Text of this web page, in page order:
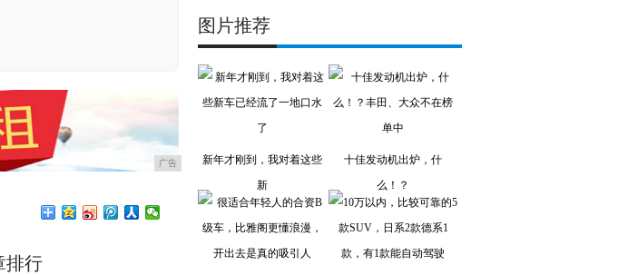
广告
图片推荐
新年才刚到，我对着这些
新
十佳发动机出炉，什
么！？
排行